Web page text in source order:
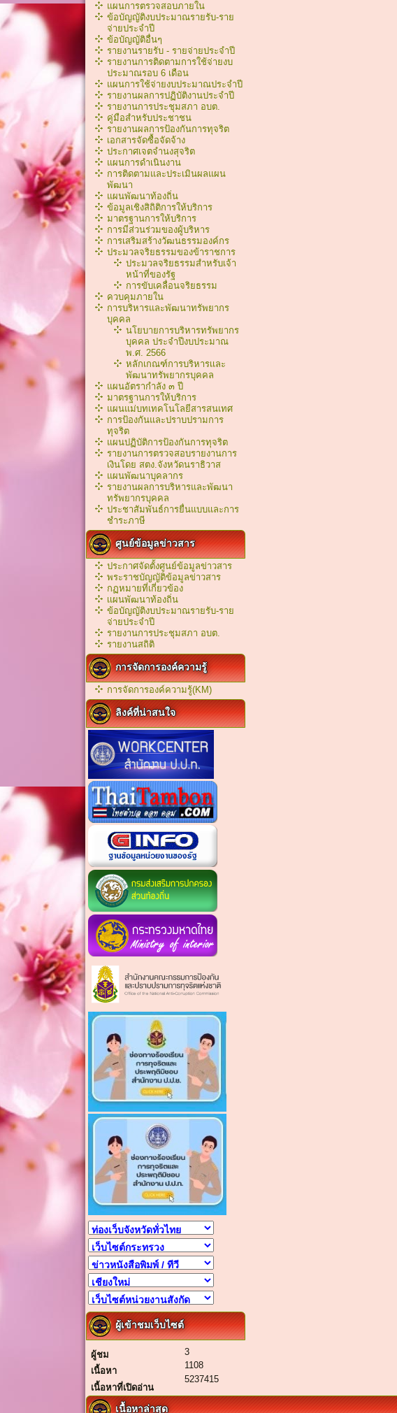
แผนการตรวจสอบภายใน
ข้อบัญญัติงบประมาณรายรับ-ราย
จ่ายประจำปี
ข้อบัญญัติอื่นๆ
รายงานรายรับ - รายจ่ายประจำปี
รายงานการติดตามการใช้จ่ายงบ
ประมาณรอบ 6 เดือน
แผนการใช้จ่ายงบประมาณประจำปี
รายงานผลการปฏิบัติงานประจำปี
รายงานการประชุมสภา อบต.
คู่มือสำหรับประชาชน
รายงานผลการป้องกันการทุจริต
เอกสารจัดซื้อจัดจ้าง
ประกาศเจตจำนงสุจริต
แผนการดำเนินงาน
การติดตามและประเมินผลแผน
พัฒนา
แผนพัฒนาท้องถิ่น
ข้อมูลเชิงสิถิติการให้บริการ
มาตรฐานการให้บริการ
การมีส่วนร่วมของผู้บริหาร
การเสริมสร้างวัฒนธรรมองค์กร
ประมวลจริยธรรมของข้าราชการ
ประมวลจริยธรรมสำหรับเจ้า
หน้าที่ของรัฐ
การขับเคลื่อนจริยธรรม
ควบคุมภายใน
การบริหารและพัฒนาทรัพยากร
บุคคล
นโยบายการบริหารทรัพยากร
บุคคล ประจำปีงบประมาณ
พ.ศ. 2566
หลักเกณฑ์การบริหารเเละ
พัฒนาทรัพยากรบุคคล
แผนอัตรากำลัง ๓ ปี
มาตรฐานการให้บริการ
แผนแม่บทเทคโนโลยีสารสนเทศ
การป้องกันและปราบปรามการ
ทุจริต
แผนปฏิบัติการป้องกันการทุจริต
รายงานการตรวจสอบรายงานการ
เงินโดย สตง.จังหวัดนราธิวาส
แผนพัฒนาบุคลากร
รายงานผลการบริหารและพัฒนา
ทรัพยากรบุคคล
ประชาสัมพันธ์การยื่นแบบและการ
ชำระภาษี
ศูนย์ข้อมูลข่าวสาร
ประกาศจัดตั้งศูนย์ข้อมูลข่าวสาร
พระราชบัญญัติข้อมูลข่าวสาร
กฏหมายที่เกี่ยวข้อง
เเผนพัฒนาท้องถิ่น
ข้อบัญญัติงบประมาณรายรับ-ราย
จ่ายประจำปี
รายงานการประชุมสภา อบต.
รายงานสถิติ
การจัดการองค์ความรู้
การจัดการองค์ความรู้(KM)
ลิงค์ที่น่าสนใจ
ผู้เข้าชมเว็บไซต์
ผู้ชม
3
เนื้อหา
1108
เนื้อหาที่เปิดอ่าน
5237415
เนื้อหาล่าสุด